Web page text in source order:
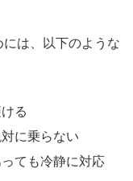
は、以下のような
る
に乗らない
ても冷静に対応